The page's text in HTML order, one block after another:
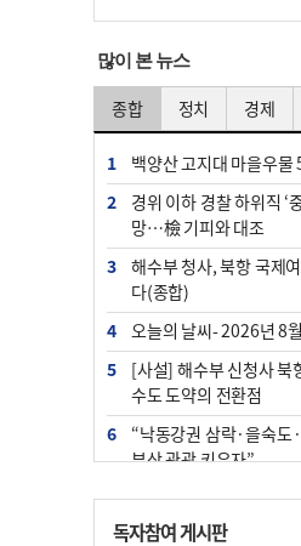
운 함정이 하
많이 본 뉴스
종합 정치 경제
1
백양산 고지대 마을우물
2
경위 이하 경찰 하위직 ‘
망…檢 기피와 대조
3
해수부 청사, 북항 국제
다(종합)
4
오늘의 날씨- 2026년 8
5
[사설] 해수부 신청사 북
수도 도약의 전환점
6
“낙동강권 삼락·을숙도
부산 관광 키우자”
7
부울경 주말부터 비소식
꺾일 듯
독자참여 게시판